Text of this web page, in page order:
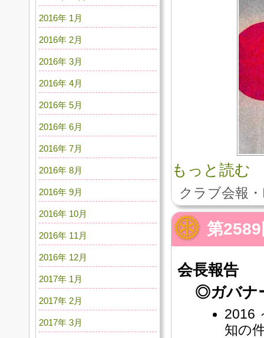
もっと読む
クラブ会報
第
会長報告
◎ガバナ
2016
知の
2016年 1月
2016年 2月
2016年 3月
2016年 4月
2016年 5月
2016年 6月
2016年 7月
2016年 8月
2016年 9月
2016年 10月
2016年 11月
2016年 12月
2017年 1月
2017年 2月
2017年 3月